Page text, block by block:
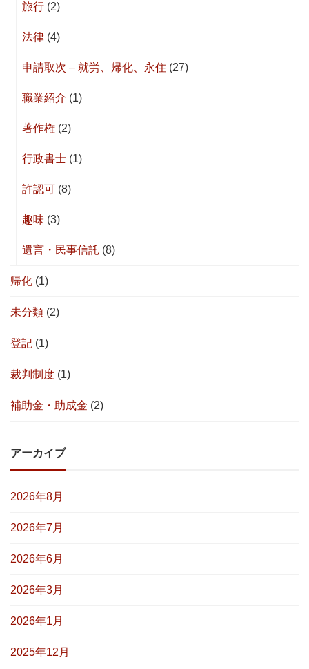
旅行 (2)
法律 (4)
申請取次 – 就労、帰化、永住 (27)
職業紹介 (1)
著作権 (2)
行政書士 (1)
許認可 (8)
趣味 (3)
遺言・民事信託 (8)
帰化 (1)
未分類 (2)
登記 (1)
裁判制度 (1)
補助金・助成金 (2)
アーカイブ
2026年8月
2026年7月
2026年6月
2026年3月
2026年1月
2025年12月